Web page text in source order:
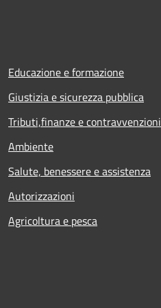
Educazione e formazione
Giustizia e sicurezza pubblica
Tributi,finanze e contravvenzioni
Ambiente
Salute, benessere e assistenza
Autorizzazioni
Agricoltura e pesca